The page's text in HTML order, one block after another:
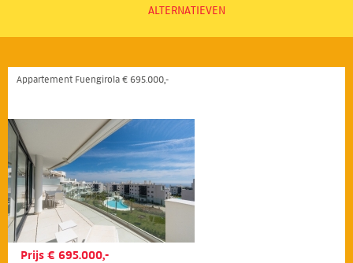
ALTERNATIEVEN
Appartement Fuengirola € 695.000,-
Prijs € 695.000,-